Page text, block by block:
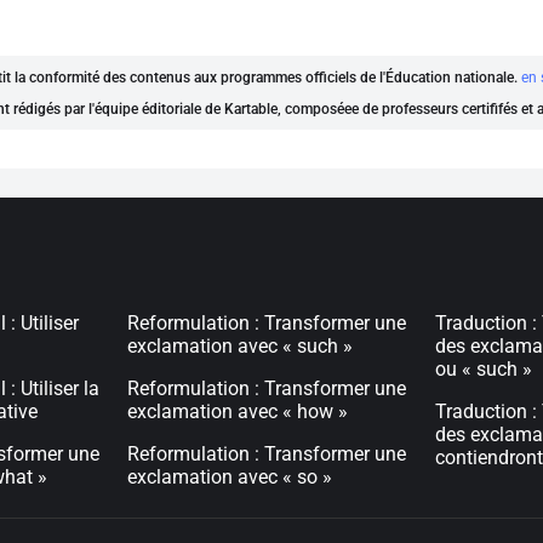
la conformité des contenus aux programmes officiels de l'Éducation nationale. en
rédigés par l'équipe éditoriale de Kartable, composéee de professeurs certififés et
: Utiliser
: Utiliser la
une
»
Reformulation : Transformer une
exclamation avec « such »
Reformulation : Transformer une
exclamation avec « how »
Reformulation : Transformer une
exclamation avec « so »
Traduction :
des
ou « such »
Traduction :
des